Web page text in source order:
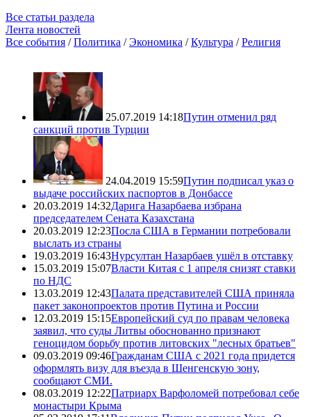
Все статьи раздела
Лента новостей
Все события /Политика /Экономика /Культура /Религия
25.07.2019 14:18Путин отменил ряд
санкций против Турции
24.04.2019 15:59Путин подписал указ о
выдаче российских паспортов в Донбассе
20.03.2019 14:32Дарига Назарбаева избрана
председателем Сената Казахстана
20.03.2019 12:23Посла США в Германии потребовали
выслать из страны
19.03.2019 16:43Нурсултан Назарбаев ушёл в отставку
15.03.2019 15:07Власти Китая с 1 апреля снизят ставки
по НДС
13.03.2019 12:43Палата представителей США приняла
пакет законопроектов против Путина и России
12.03.2019 15:15Европейский суд по правам человека
заявил, что суды Литвы обоснованно признают
геноцидом борьбу против литовских "лесных братьев"
09.03.2019 09:46Гражданам США с 2021 года придется
оформлять визу для въезда в Шенгенскую зону,
сообщают СМИ.
08.03.2019 12:22Патриарх Варфоломей потребовал себе
монастыри Крыма